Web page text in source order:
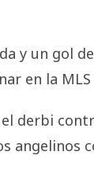
y un gol
en la
derbi
angelinos